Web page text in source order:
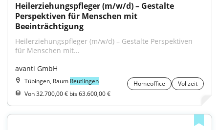
Heilerziehungspfleger (m/w/d) – Gestalte
Perspektiven für Menschen mit
Beeinträchtigung
Heilerziehungspfleger (m/w/d) – Gestalte Perspektiven
für Menschen mit...
avanti GmbH
Tübingen, Raum Reutlingen Homeoffice
Vollzeit
Von 32.700,00 € bis 63.600,00 €